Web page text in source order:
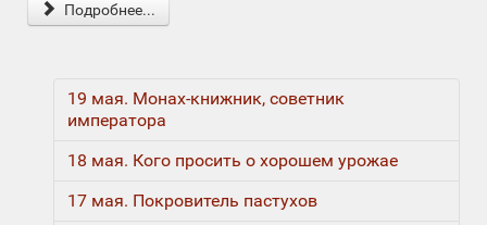
Подробнее...
19 мая. Монах-книжник, советник
императора
18 мая. Кого просить о хорошем урожае
17 мая. Покровитель пастухов